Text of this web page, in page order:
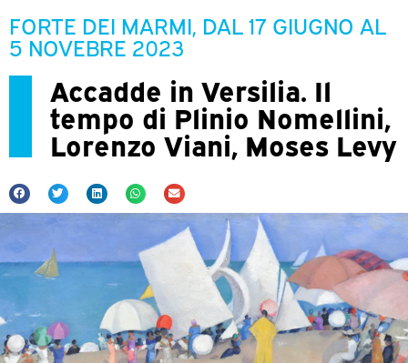
FORTE DEI MARMI, DAL 17 GIUGNO AL
5 NOVEBRE 2023
Accadde in Versilia. Il
tempo di Plinio Nomellini,
Lorenzo Viani, Moses Levy